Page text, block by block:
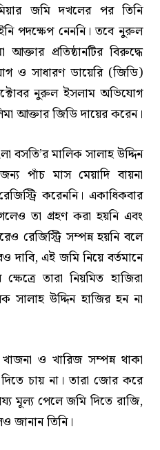
জমি দখলের পর তিনি
পদক্ষেপ নেননি। তবে নুরুল
প্রতিষ্ঠানটির বিরুদ্ধে
ও সাধারণ ডায়েরি (জিডি)
নুরুল ইসলাম অভিযোগ
আক্তার জিডি দায়ের করেন।
বসতি’র মালিক সালাহ উদ্দিন
পাঁচ মাস মেয়াদি বায়না
করেননি। একাধিকবার
তা গ্রহণ করা হয়নি এবং
রেজিস্ট্রি সম্পন্ন হয়নি বলে
এই জমি নিয়ে বর্তমানে
তারা নিয়মিত হাজিরা
সালাহ উদ্দিন হাজির হন না
ও খারিজ সম্পন্ন থাকা
দিতে চায় না। তারা জোর করে
মূল্য পেলে জমি দিতে রাজি,
জানান তিনি।